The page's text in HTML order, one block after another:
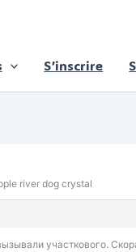
S’inscrire
river dog crystal
участкового.